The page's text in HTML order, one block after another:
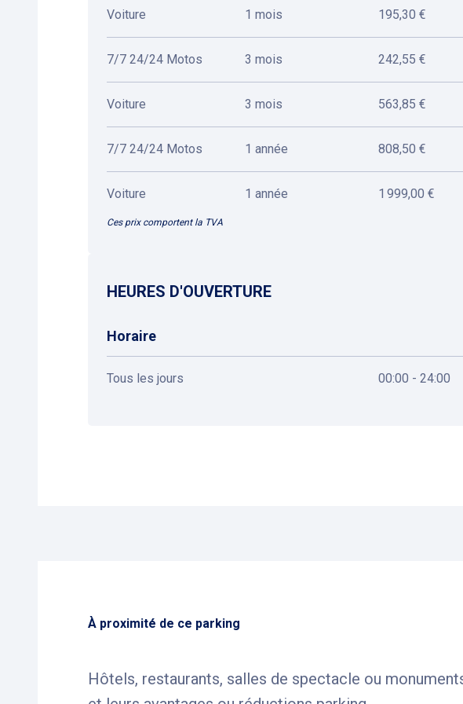
Voiture 1 mois 195,30 €
7/7 24/24 Motos 3 mois 242,55 €
Voiture 3 mois 563,85 €
7/7 24/24 Motos 1 année 808,50 €
Voiture 1 année 1 999,00 €
Ces prix comportent la TVA
HEURES D'OUVERTURE
Horaire
Tous les jours 00:00 - 24:00
À proximité de ce parking
Hôtels, restaurants, salles de spectacle ou